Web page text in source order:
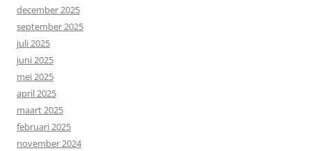
december 2025
september 2025
juli 2025
juni 2025
mei 2025
april 2025
maart 2025
februari 2025
november 2024